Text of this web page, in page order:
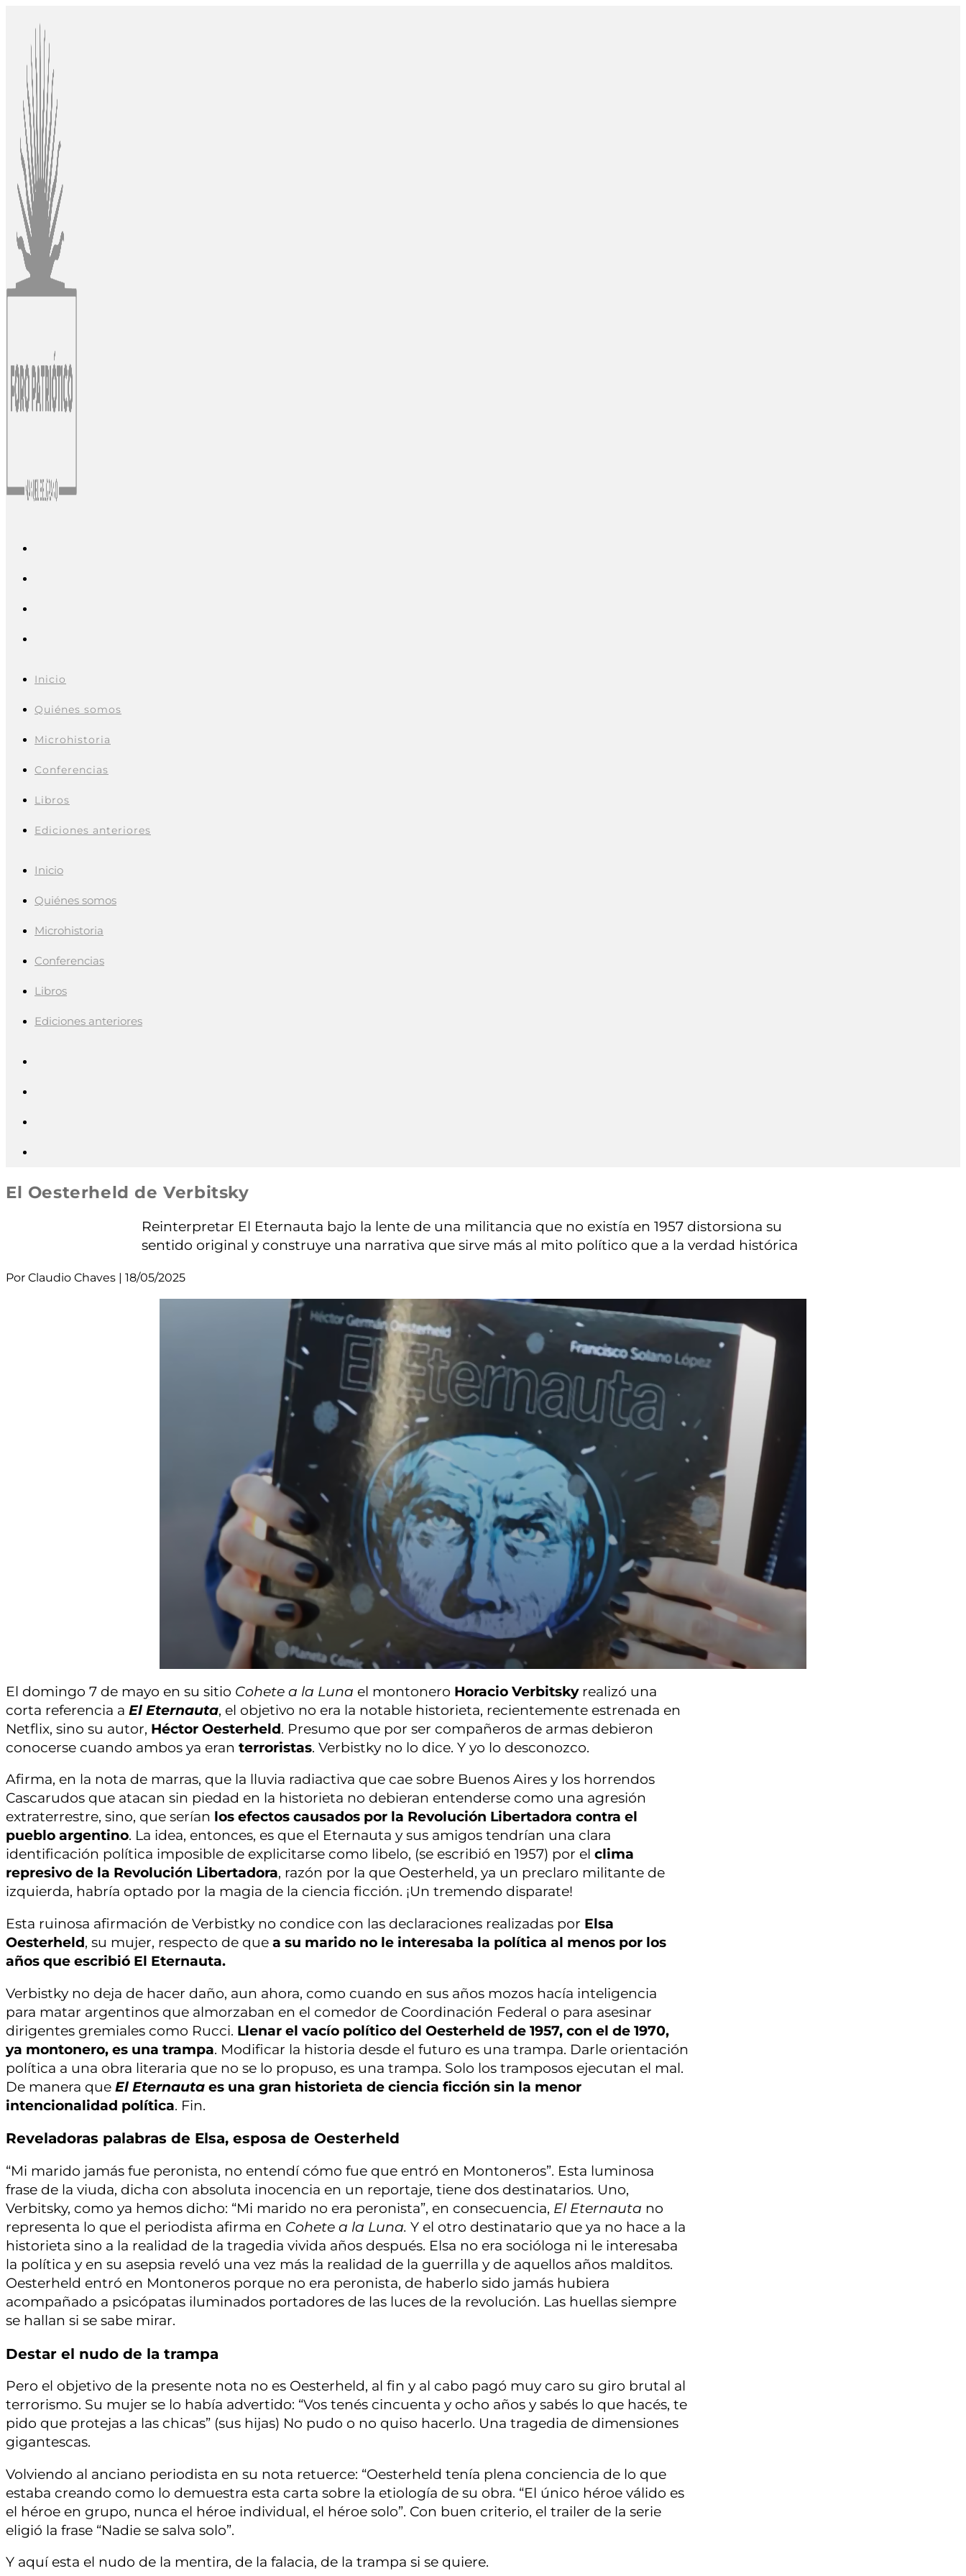
contenido
Inicio
Quiénes somos
Microhistoria
Conferencias
Libros
Ediciones anteriores
Inicio
Quiénes somos
Microhistoria
Conferencias
Libros
Ediciones anteriores
El Oesterheld de Verbitsky
Reinterpretar El Eternauta bajo la lente de una militancia que no existía en 1957 distorsiona su
sentido original y construye una narrativa que sirve más al mito político que a la verdad histórica
Por Claudio Chaves | 18/05/2025
El domingo 7 de mayo en su sitio Cohete a la Luna el montonero Horacio Verbitskyrealizó una
corta referencia a El Eternauta, el objetivo no era la notable historieta, recientemente estrenada en
Netflix, sino su autor, Héctor Oesterheld. Presumo que por ser compañeros de armas debieron
conocerse cuando ambos ya eran terroristas. Verbistky no lo dice. Y yo lo desconozco.
Afirma, en la nota de marras, que la lluvia radiactiva que cae sobre Buenos Aires y los horrendos
Cascarudos que atacan sin piedad en la historieta no debieran entenderse como una agresión
extraterrestre, sino, que serían los efectos causados por la Revolución Libertadora contra el
pueblo argentino. La idea, entonces, es que el Eternauta y sus amigos tendrían una clara
identificación política imposible de explicitarse como libelo, (se escribió en 1957) por el clima
represivo de la Revolución Libertadora, razón por la que Oesterheld, ya un preclaro militante de
izquierda, habría optado por la magia de la ciencia ficción. ¡Un tremendo disparate!
Esta ruinosa afirmación de Verbistky no condice con las declaraciones realizadas por Elsa
Oesterheld, su mujer, respecto de que a su marido no le interesaba la política al menos por los
años que escribió El Eternauta.
Verbistky no deja de hacer daño, aun ahora, como cuando en sus años mozos hacía inteligencia
para matar argentinos que almorzaban en el comedor de Coordinación Federal o para asesinar
dirigentes gremiales como Rucci. Llenar el vacío político del Oesterheld de 1957, con el de 1970,
ya montonero, es una trampa. Modificar la historia desde el futuro es una trampa. Darle orientación
política a una obra literaria que no se lo propuso, es una trampa. Solo los tramposos ejecutan el mal.
De manera que El Eternauta es una gran historieta de ciencia ficción sin la menor
intencionalidad política. Fin.
Reveladoras palabras de Elsa, esposa de Oesterheld
“Mi marido jamás fue peronista, no entendí cómo fue que entró en Montoneros”. Esta luminosa
frase de la viuda, dicha con absoluta inocencia en un reportaje, tiene dos destinatarios. Uno,
Verbitsky, como ya hemos dicho: “Mi marido no era peronista”, en consecuencia, El Eternauta no
representa lo que el periodista afirma en Cohete a la Luna. Y el otro destinatario que ya no hace a la
historieta sino a la realidad de la tragedia vivida años después. Elsa no era socióloga ni le interesaba
la política y en su asepsia reveló una vez más la realidad de la guerrilla y de aquellos años malditos.
Oesterheld entró en Montoneros porque no era peronista, de haberlo sido jamás hubiera
acompañado a psicópatas iluminados portadores de las luces de la revolución. Las huellas siempre
se hallan si se sabe mirar.
Destar el nudo de la trampa
Pero el objetivo de la presente nota no es Oesterheld, al fin y al cabo pagó muy caro su giro brutal al
terrorismo. Su mujer se lo había advertido: “Vos tenés cincuenta y ocho años y sabés lo que hacés, te
pido que protejas a las chicas” (sus hijas) No pudo o no quiso hacerlo. Una tragedia de dimensiones
gigantescas.
Volviendo al anciano periodista en su nota retuerce: “Oesterheld tenía plena conciencia de lo que
estaba creando como lo demuestra esta carta sobre la etiología de su obra. “El único héroe válido es
el héroe en grupo, nunca el héroe individual, el héroe solo”. Con buen criterio, el trailer de la serie
eligió la frase “Nadie se salva solo”.
Y aquí esta el nudo de la mentira, de la falacia, de la trampa si se quiere.